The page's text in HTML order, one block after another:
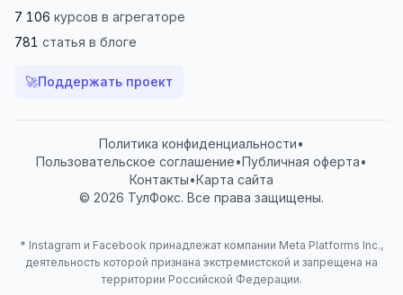
7 106 курсов в агрегаторе
781 статья в блоге
🚀Поддержать проект
Политика конфиденциальности•
Пользовательское соглашение•Публичная оферта•
Контакты•Карта сайта
© 2026 ТулФокс. Все права защищены.
* Instagram и Facebook принадлежат компании Meta Platforms Inc.,
деятельность которой признана экстремистской и запрещена на
территории Российской Федерации.